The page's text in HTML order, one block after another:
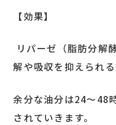
【効果】
リパーゼ（脂肪分解
解や吸収を抑えられる
余分な油分は24～48
されていきます。